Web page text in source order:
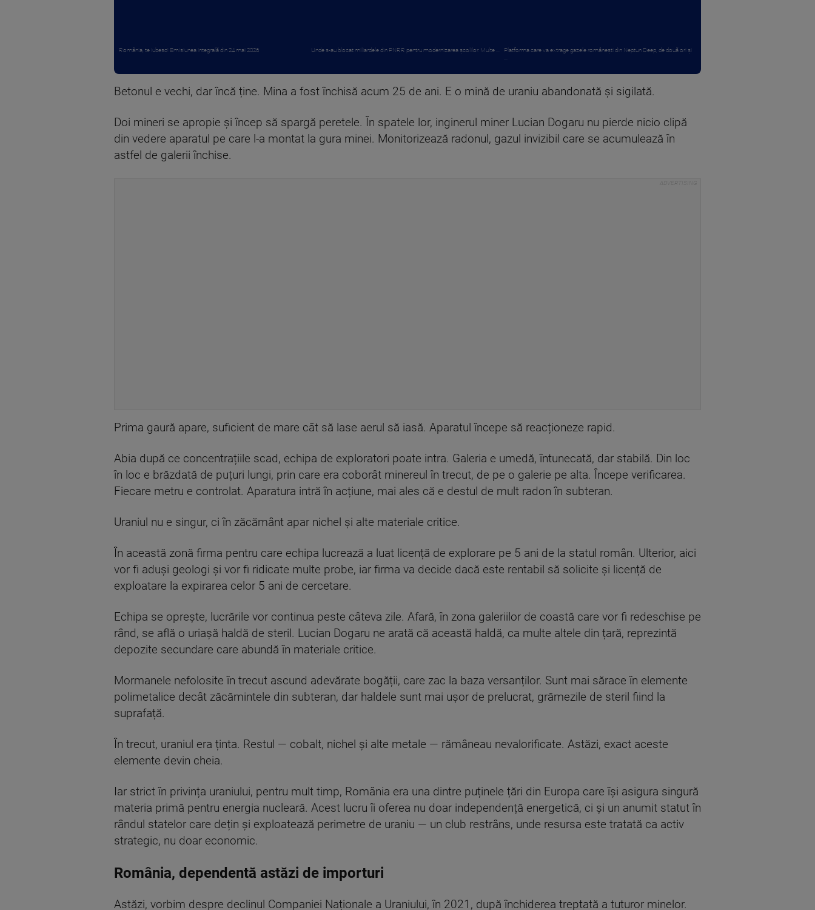
România, te iubesc! Emisiunea integrală din 24 mai 2026 Unde s-au blocat miliardele din PNRR pentru modernizarea școlilor. Multe ...
Platforma care va extrage gazele românești din Neptun Deep, de două ori și
Betonul e vechi, dar încă ține. Mina a fost închisă acum 25 de ani. E o mină de uraniu abandonată și sigilată.
Doi mineri se apropie și încep să spargă peretele. În spatele lor, inginerul miner Lucian Dogaru nu pierde nicio clipă
din vedere aparatul pe care l-a montat la gura minei. Monitorizează radonul, gazul invizibil care se acumulează în
astfel de galerii închise.
Prima gaură apare, suficient de mare cât să lase aerul să iasă. Aparatul începe să reacționeze rapid.
Abia după ce concentrațiile scad, echipa de exploratori poate intra. Galeria e umedă, întunecată, dar stabilă. Din loc
în loc e brăzdată de puțuri lungi, prin care era coborât minereul în trecut, de pe o galerie pe alta. Începe verificarea.
Fiecare metru e controlat. Aparatura intră în acțiune, mai ales că e destul de mult radon în subteran.
Uraniul nu e singur, ci în zăcământ apar nichel și alte materiale critice.
În această zonă firma pentru care echipa lucrează a luat licență de explorare pe 5 ani de la statul român. Ulterior, aici
vor fi aduși geologi și vor fi ridicate multe probe, iar firma va decide dacă este rentabil să solicite și licență de
exploatare la expirarea celor 5 ani de cercetare.
Echipa se oprește, lucrările vor continua peste câteva zile. Afară, în zona galeriilor de coastă care vor fi redeschise pe
rând, se află o uriașă haldă de steril. Lucian Dogaru ne arată că această haldă, ca multe altele din țară, reprezintă
depozite secundare care abundă în materiale critice.
Mormanele nefolosite în trecut ascund adevărate bogății, care zac la baza versanților. Sunt mai sărace în elemente
polimetalice decât zăcămintele din subteran, dar haldele sunt mai ușor de prelucrat, grămezile de steril fiind la
suprafață.
În trecut, uraniul era ținta. Restul — cobalt, nichel și alte metale — rămâneau nevalorificate. Astăzi, exact aceste
elemente devin cheia.
Iar strict în privința uraniului, pentru mult timp, România era una dintre puținele țări din Europa care își asigura singură
materia primă pentru energia nucleară. Acest lucru îi oferea nu doar independență energetică, ci și un anumit statut în
rândul statelor care dețin și exploatează perimetre de uraniu — un club restrâns, unde resursa este tratată ca activ
strategic, nu doar economic.
România, dependentă astăzi de importuri
Astăzi, vorbim despre declinul Companiei Naționale a Uraniului, în 2021, după închiderea treptată a tuturor minelor.